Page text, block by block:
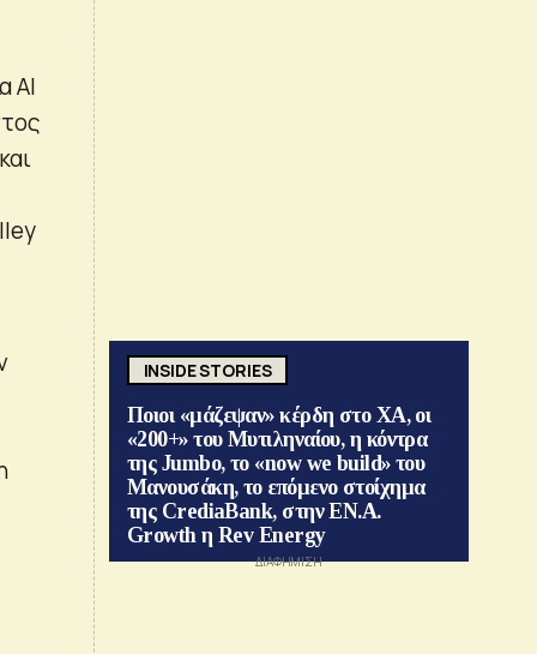
ΑΙ
INSIDE STORIES
Ποιοι «μάζεψαν» κέρδη στο ΧΑ, οι
«200+» του Μυτιληναίου, η κόντρα
της Jumbo, το «now we build» του
Μανουσάκη, το επόμενο στοίχημα
της CrediaBank, στην ΕΝ.Α.
Growth η Rev Energy